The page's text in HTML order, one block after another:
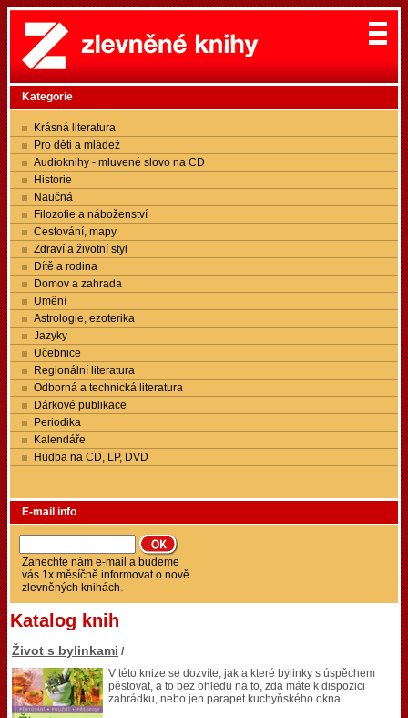
Kategorie
Krásná literatura
Pro děti a mládež
Audioknihy - mluvené slovo na CD
Historie
Naučná
Filozofie a náboženství
Cestování, mapy
Zdraví a životní styl
Dítě a rodina
Domov a zahrada
Umění
Astrologie, ezoterika
Jazyky
Učebnice
Regionální literatura
Odborná a technická literatura
Dárkové publikace
Periodika
Kalendáře
Hudba na CD, LP, DVD
E-mail info
Zanechte nám e-mail a budeme
vás 1x měsíčně informovat o nově
zlevněných knihách.
Katalog knih
Život s bylinkami /
V této knize se dozvíte, jak a které bylinky s úspěchem
pěstovat, a to bez ohledu na to, zda máte k dispozici
zahrádku, nebo jen parapet kuchyňského okna.